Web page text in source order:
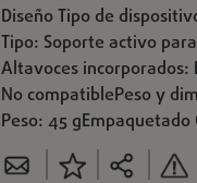
Diseño Tipo de
Tipo: Soporte activo
Altavoces
No compatiblePeso y
Peso: 45